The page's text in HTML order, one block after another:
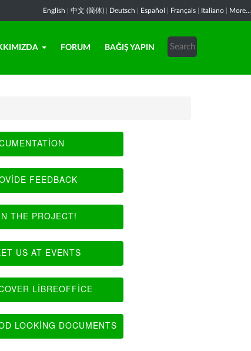
English 中文 (简体) Deutsch Español Français Italiano More...
FORUM BAĞIŞ YAPIN
FEEDBACK
THE PROJECT!
US AT EVENTS
LIBREOFFICE
LOOKING DOCUMENTS